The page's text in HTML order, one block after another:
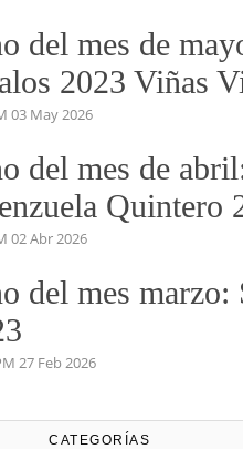
del mes de
2023 Viñas
03 May 2026
del mes de
Quintero
02 Abr 2026
del mes marzo:
27 Feb 2026
CATEGORÍAS